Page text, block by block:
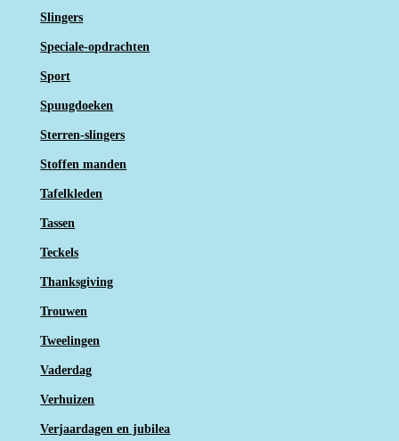
Slingers
Speciale-opdrachten
Sport
Spuugdoeken
Sterren-slingers
Stoffen manden
Tafelkleden
Tassen
Teckels
Thanksgiving
Trouwen
Tweelingen
Vaderdag
Verhuizen
Verjaardagen en jubilea